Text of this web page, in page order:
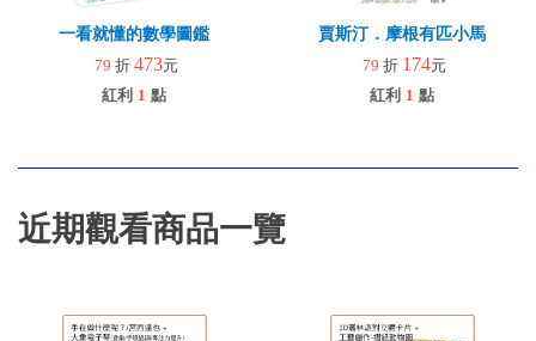
一看就懂的數學圖鑑
79 折 473元
紅利 1 點
賈斯汀．摩根有匹小馬
79 折 174元
紅利 1 點
近期觀看商品一覽